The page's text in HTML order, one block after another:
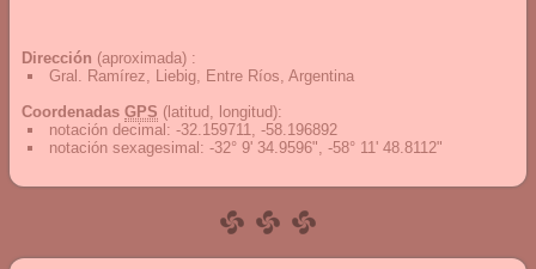
Dirección (aproximada) :
Gral. Ramírez, Liebig, Entre Ríos, Argentina
Coordenadas GPS (latitud, longitud):
notación decimal : -32.159711, -58.196892
notación sexagesimal : -32° 9' 34.9596", -58° 11' 48.8112"